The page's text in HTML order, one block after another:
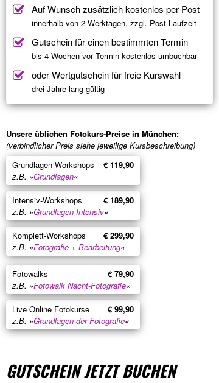
Auf Wunsch zusätzlich kostenlos per Post
innerhalb von 2 Werktagen, zzgl. Post-Laufzeit
Gutschein für einen bestimmten Termin
bis 4 Wochen vor Termin kostenlos umbuchbar
oder Wertgutschein für freie Kurswahl
drei Jahre lang gültig
Unsere üblichen Fotokurs-Preise in München:
(verbindlicher Preis siehe jeweilige Kursbeschreibung)
Grundlagen-Workshops
€ 119,90
z.B. »Grundlagen«
Intensiv-Workshops
€ 189,90
z.B. »Grundlagen Intensiv«
Komplett-Workshops
€ 299,90
z.B. »Fotografie + Bearbeitung«
Fotowalks
€ 79,90
z.B. »Fotowalk Nacht-Fotografie«
Live Online Fotokurse
€ 99,90
z.B. »Grundlagen der Fotografie«
GUTSCHEIN JETZT BUCHEN